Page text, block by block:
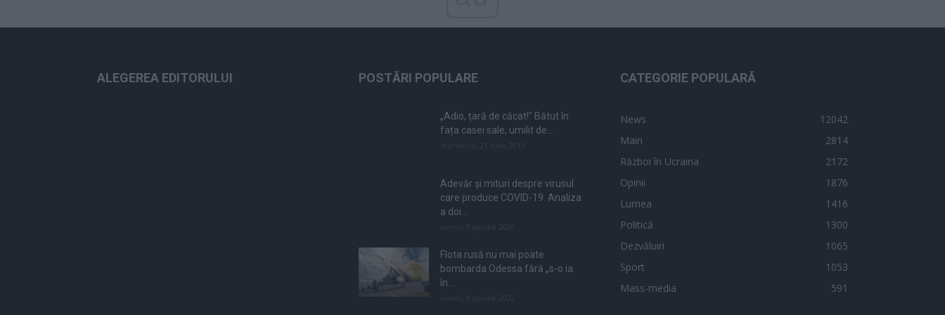
ALEGEREA EDITORULUI POSTĂRI POPULARE
„Adio, țară de căcat!” Bătut în
fața casei sale, umilit de...
Adevăr și mituri despre virusul
care produce COVID-19. Analiza
a doi...
Flota rusă nu mai poate
bombarda Odessa fără „s-o ia
în...
CATEGORIE POPULARĂ
News
12042
Main
2814
Război în Ucraina
2172
Opinii
1876
Lumea
1416
Politică
1300
Dezvăluiri
1065
Sport
1053
Mass-media
591